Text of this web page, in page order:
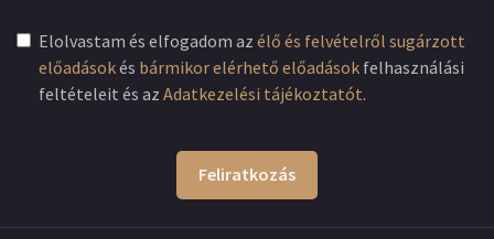
Elolvastam és elfogadom az élő és felvételről sugárzott
előadásokés bármikor elérhető előadások felhasználási
feltételeit és az Adatkezelési tájékoztatót.
Feliratkozás